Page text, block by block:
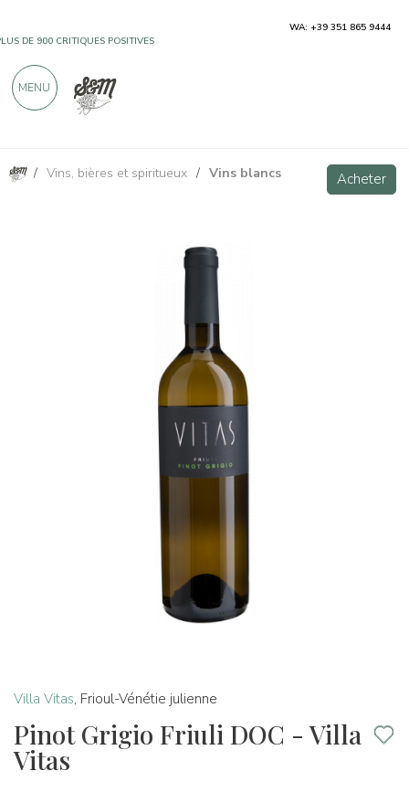
/ Vins, bières et spiritueux / Vins blancs Acheter
Villa Vitas, Frioul-Vénétie julienne
Pinot Grigio Friuli DOC - Villa
Vitas
Pinot Grigio Friuli DOC - Villa Vitas Acheter
WA: +39 351 865 9444
MENU